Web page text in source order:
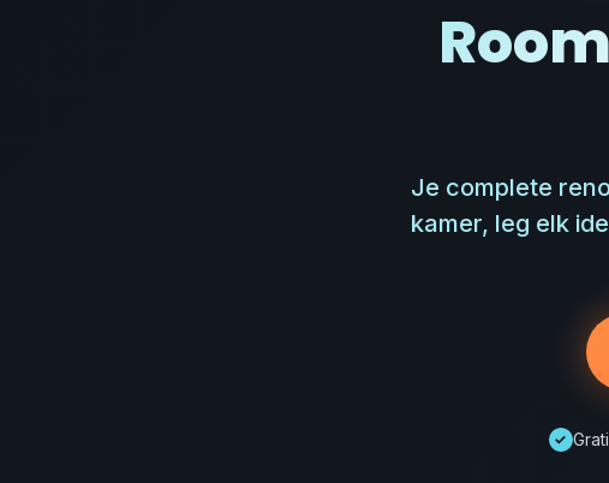
Je complete
kamer, leg elk
✓